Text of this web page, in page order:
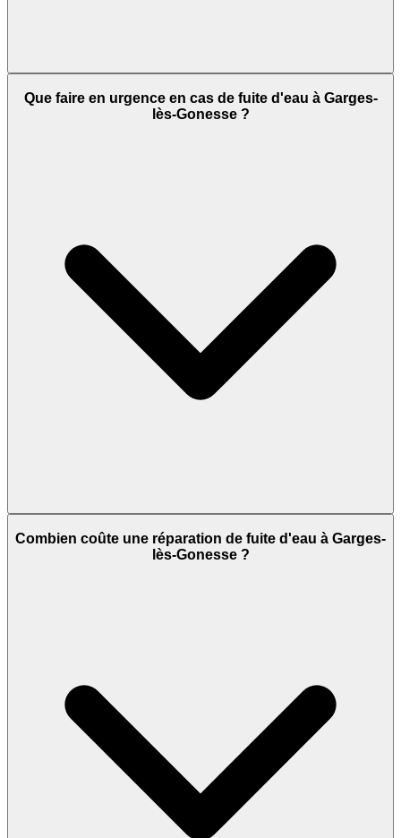
Que faire en urgence en cas de fuite d'eau à Garges-
lès-Gonesse ?
Combien coûte une réparation de fuite d'eau à Garges-
lès-Gonesse ?